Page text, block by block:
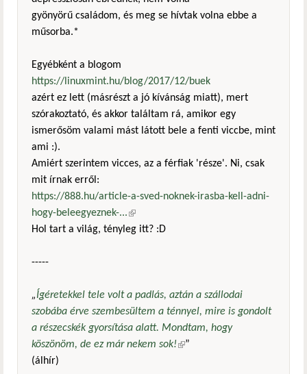
gyönyörű családom, és meg se hívtak volna ebbe a
műsorba.*
Egyébként a blogom
https://linuxmint.hu/blog/2017/12/buek
azért ez lett (másrészt a jó kívánság miatt), mert
szórakoztató, és akkor találtam rá, amikor egy
ismerősöm valami mást látott bele a fenti viccbe, mint
ami :).
Amiért szerintem vicces, az a férfiak 'része'. Ni, csak
mit írnak erről:
https://888.hu/article-a-sved-noknek-irasba-kell-adni-
hogy-beleegyeznek-...(külső hivatkozás)
Hol tart a világ, tényleg itt? :D
-----
„Ígéretekkel tele volt a padlás, aztán a szállodai
szobába érve szembesültem a ténnyel, mire is gondolt
a részecskék gyorsítása alatt. Mondtam, hogy
köszönöm, de ez már nekem sok!(külső hivatkozás)
”
(álhír)